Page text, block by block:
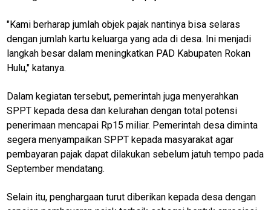
"Kami berharap jumlah objek pajak nantinya bisa selaras
dengan jumlah kartu keluarga yang ada di desa. Ini menjadi
langkah besar dalam meningkatkan PAD Kabupaten Rokan
Hulu," katanya.
Dalam kegiatan tersebut, pemerintah juga menyerahkan
SPPT kepada desa dan kelurahan dengan total potensi
penerimaan mencapai Rp15 miliar. Pemerintah desa diminta
segera menyampaikan SPPT kepada masyarakat agar
pembayaran pajak dapat dilakukan sebelum jatuh tempo pada
September mendatang.
Selain itu, penghargaan turut diberikan kepada desa dengan
Guide
Money
Liputan
Real
Gadget
Guide
Cat
Food
Review